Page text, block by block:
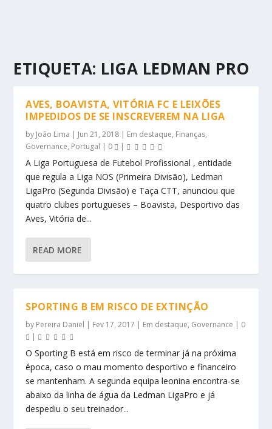
ETIQUETA: LIGA LEDMAN PRO
AVES, BOAVISTA, VITÓRIA FC E LEIXÕES
IMPEDIDOS DE SE INSCREVEREM NA LIGA
by João Lima | Jun 21, 2018 | Em destaque, Finanças,
Governance, Portugal | 0 |
A Liga Portuguesa de Futebol Profissional , entidade
que regula a Liga NOS (Primeira Divisão), Ledman
LigaPro (Segunda Divisão) e Taça CTT, anunciou que
quatro clubes portugueses – Boavista, Desportivo das
Aves, Vitória de...
READ MORE
SPORTING B EM RISCO DE EXTINÇÃO
by Pereira Daniel | Fev 17, 2017 | Em destaque, Governance | 0
|
O Sporting B está em risco de terminar já na próxima
época, caso o mau momento desportivo e financeiro
se mantenham. A segunda equipa leonina encontra-se
abaixo da linha de água da Ledman LigaPro e já
despediu o seu treinador...